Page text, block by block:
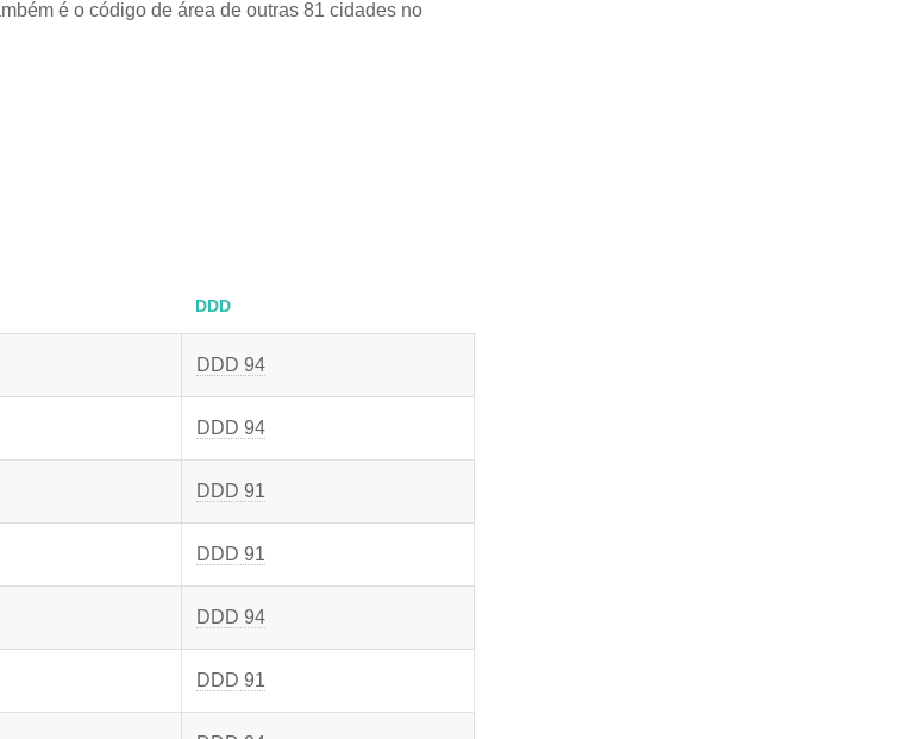
é o código de área de outras 81 cidades no
DDD
DDD 94
DDD 94
DDD 91
DDD 91
DDD 94
DDD 91